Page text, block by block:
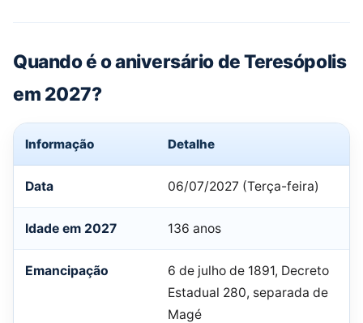
Quando é o aniversário de Teresópolis
em 2027?
Informação Detalhe
Data 06/07/2027 (Terça-feira)
Idade em 2027 136 anos
Emancipação
6 de julho de 1891, Decreto
Estadual 280, separada de
Magé